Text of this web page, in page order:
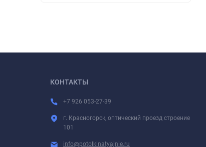
КОНТАКТЫ
+7 926 053-27-39
г. Красногорск, оптический проезд строение
101
info@potolkinatyajnie.ru